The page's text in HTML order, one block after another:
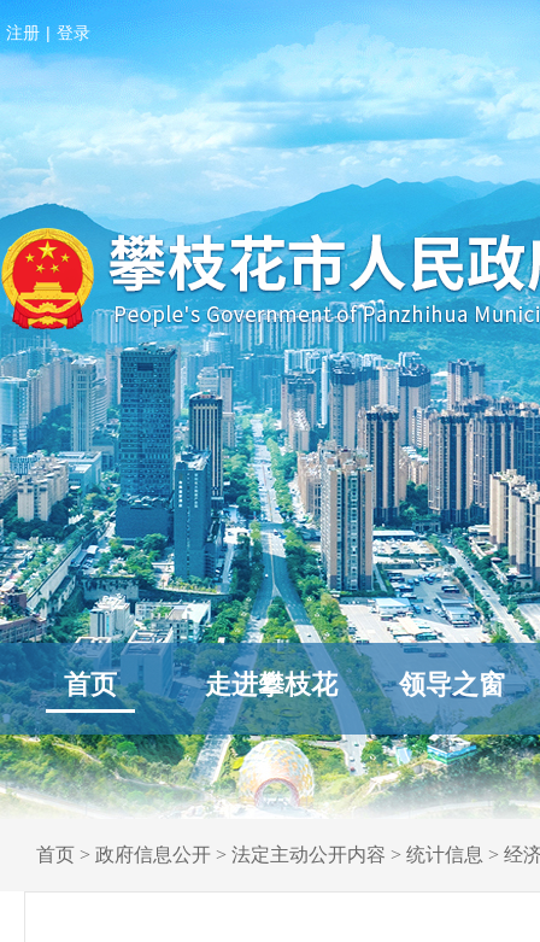
注册 | 登录
首页 走进攀枝花 领导之窗
首页 > 政府信息公开 > 法定主动公开内容 > 统计信息 > 经